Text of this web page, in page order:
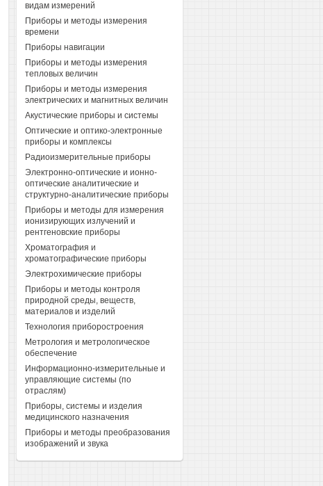
видам измерений
Приборы и методы измерения
времени
Приборы навигации
Приборы и методы измерения
тепловых величин
Приборы и методы измерения
электрических и магнитных величин
Акустические приборы и системы
Оптические и оптико-электронные
приборы и комплексы
Радиоизмерительные приборы
Электронно-оптические и ионно-
оптические аналитические и
структурно-аналитические приборы
Приборы и методы для измерения
ионизирующих излучений и
рентгеновские приборы
Хроматография и
хроматографические приборы
Электрохимические приборы
Приборы и методы контроля
природной среды, веществ,
материалов и изделий
Технология приборостроения
Метрология и метрологическое
обеспечение
Информационно-измерительные и
управляющие системы (по
отраслям)
Приборы, системы и изделия
медицинского назначения
Приборы и методы преобразования
изображений и звука